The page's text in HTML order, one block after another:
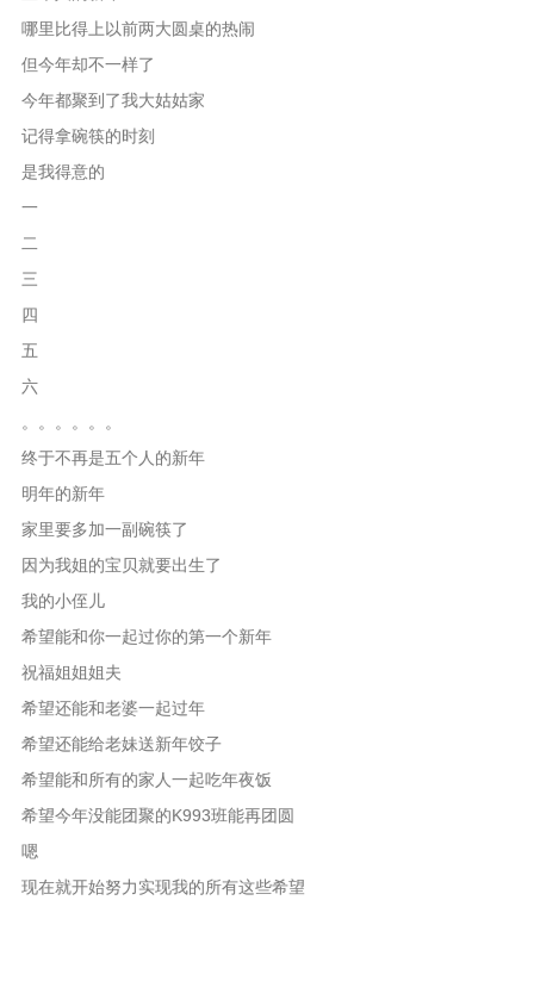
哪里比得上以前两大圆桌的热闹
但今年却不一样了
今年都聚到了我大姑姑家
记得拿碗筷的时刻
是我得意的
一
二
三
四
五
六
。。。。。。
终于不再是五个人的新年
明年的新年
家里要多加一副碗筷了
因为我姐的宝贝就要出生了
我的小侄儿
希望能和你一起过你的第一个新年
祝福姐姐姐夫
希望还能和老婆一起过年
希望还能给老妹送新年饺子
希望能和所有的家人一起吃年夜饭
希望今年没能团聚的K993班能再团圆
嗯
现在就开始努力实现我的所有这些希望